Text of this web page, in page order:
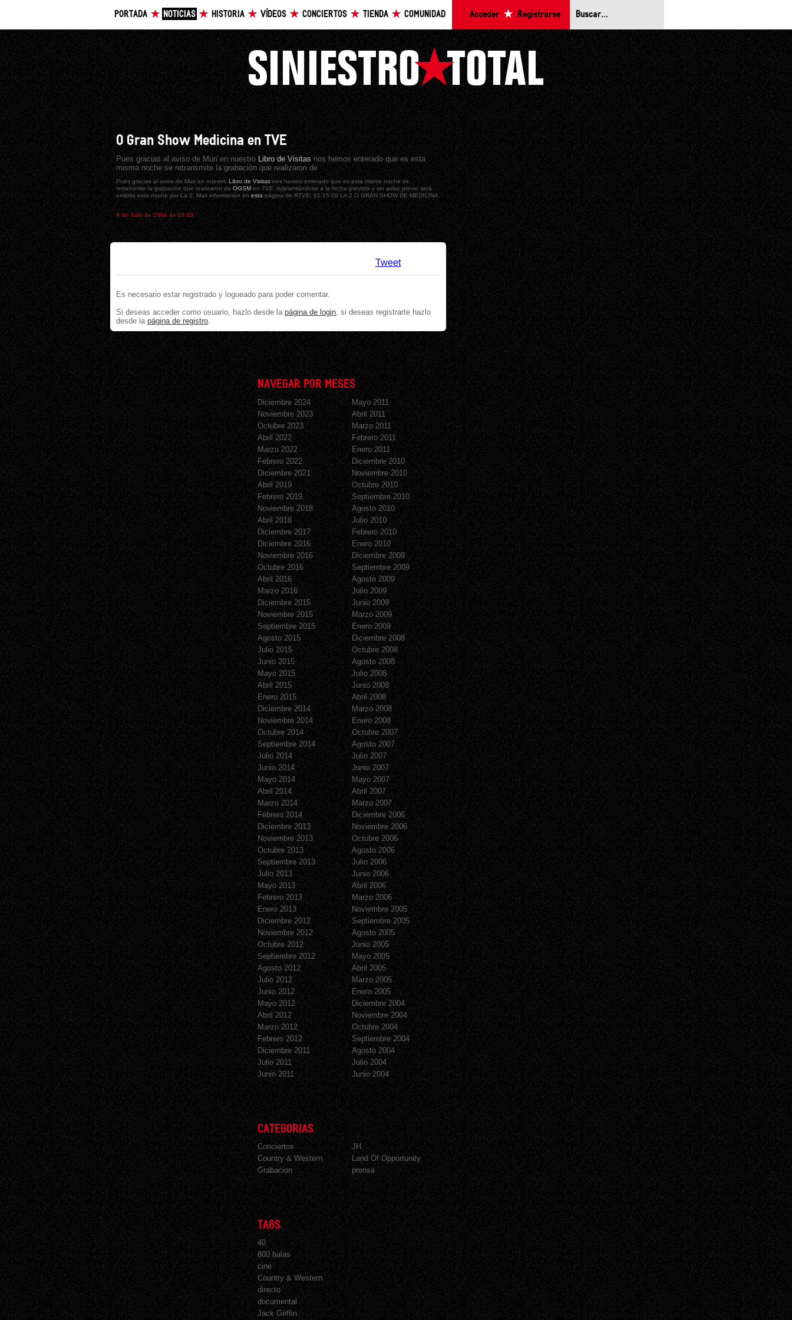
PORTADA NOTICIAS HISTORIA VÍDEOS CONCIERTOS TIENDA COMUNIDAD Acceder Registrarse
O Gran Show Medicina en TVE
Pues gracias al aviso de Muri en nuestroLibro de Visitas nos hemos enterado que es esta
misma noche se retransmite la grabación que realizaron de
Pues gracias al aviso de Muri en nuestroLibro de Visitasnos hemos enterado que es esta misma noche se
retransmite la grabación que realizaron deOGSM en TVE. Adelantándose a la fecha prevista y sin aviso previo será
emitido esta noche por La 2. Mas información enestapágina de RTVE. 01:15:00 LA 2 O GRAN SHOW DE MEDICINA
8 de Julio de 2004 ás 10:48
Tweet
Es necesario estar registrado y logueado para poder comentar.
Si deseas acceder como usuario, hazlo desde la página de login, si deseas registrarte hazlo
desde la página de registro.
NAVEGAR POR MESES
Diciembre 2024
Noviembre 2023
Octubre 2023
Abril 2022
Marzo 2022
Febrero 2022
Diciembre 2021
Abril 2019
Febrero 2019
Noviembre 2018
Abril 2018
Diciembre 2017
Diciembre 2016
Noviembre 2016
Octubre 2016
Abril 2016
Marzo 2016
Diciembre 2015
Noviembre 2015
Septiembre 2015
Agosto 2015
Julio 2015
Junio 2015
Mayo 2015
Abril 2015
Enero 2015
Diciembre 2014
Noviembre 2014
Octubre 2014
Septiembre 2014
Julio 2014
Junio 2014
Mayo 2014
Abril 2014
Marzo 2014
Febrero 2014
Diciembre 2013
Noviembre 2013
Octubre 2013
Septiembre 2013
Julio 2013
Mayo 2013
Febrero 2013
Enero 2013
Diciembre 2012
Noviembre 2012
Octubre 2012
Septiembre 2012
Agosto 2012
Julio 2012
Junio 2012
Mayo 2012
Abril 2012
Marzo 2012
Febrero 2012
Diciembre 2011
Julio 2011
Junio 2011
Mayo 2011
Abril 2011
Marzo 2011
Febrero 2011
Enero 2011
Diciembre 2010
Noviembre 2010
Octubre 2010
Septiembre 2010
Agosto 2010
Julio 2010
Febrero 2010
Enero 2010
Diciembre 2009
Septiembre 2009
Agosto 2009
Julio 2009
Junio 2009
Marzo 2009
Enero 2009
Diciembre 2008
Octubre 2008
Agosto 2008
Julio 2008
Junio 2008
Abril 2008
Marzo 2008
Enero 2008
Octubre 2007
Agosto 2007
Julio 2007
Junio 2007
Mayo 2007
Abril 2007
Marzo 2007
Diciembre 2006
Noviembre 2006
Octubre 2006
Agosto 2006
Julio 2006
Junio 2006
Abril 2006
Marzo 2006
Noviembre 2005
Septiembre 2005
Agosto 2005
Junio 2005
Mayo 2005
Abril 2005
Marzo 2005
Enero 2005
Diciembre 2004
Noviembre 2004
Octubre 2004
Septiembre 2004
Agosto 2004
Julio 2004
Junio 2004
CATEGORIAS
Conciertos
Country & Western
Grabacion
JH
Land Of Opportunity
prensa
TAGS
40
800 balas
cine
Country & Western
directo
documental
Jack Griffin